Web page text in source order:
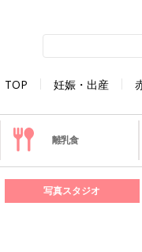
TOP 妊娠・出産
離乳食
写真スタジオ